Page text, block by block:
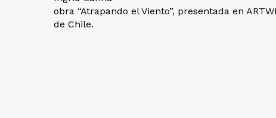
obra “Atrapando el Viento”, presentada en
de Chile.